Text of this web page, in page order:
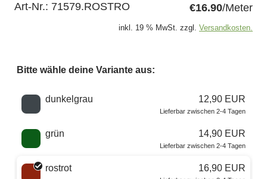
Art-Nr.: 71579.ROSTRO €16.90/Meter
inkl. 19 % MwSt. zzgl. Versandkosten.
Bitte wähle deine Variante aus:
Wähle eine Farbe
dunkelgrau 12,90 EUR
Lieferbar zwischen 2-4 Tagen
grün 14,90 EUR
Lieferbar zwischen 2-4 Tagen
rostrot 16,90 EUR